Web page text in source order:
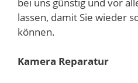
lassen, damit Sie wieder
können.
Kamera Reparatur